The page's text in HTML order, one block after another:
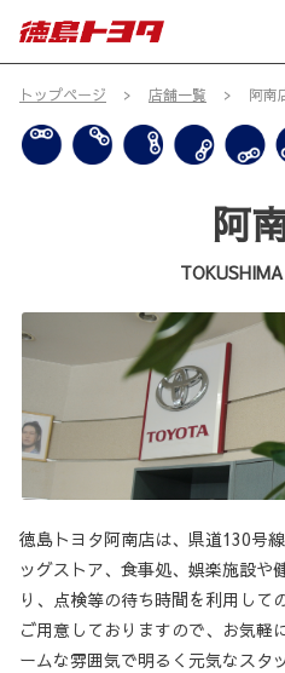
トップページ 店舗一覧 阿南
阿
徳島トヨタ阿南店は、県道130号
ッグストア、食事処、娯楽施設や
り、点検等の待ち時間を利用して
ご用意しておりますので、お気軽
ームな雰囲気で明るく元気なスタ